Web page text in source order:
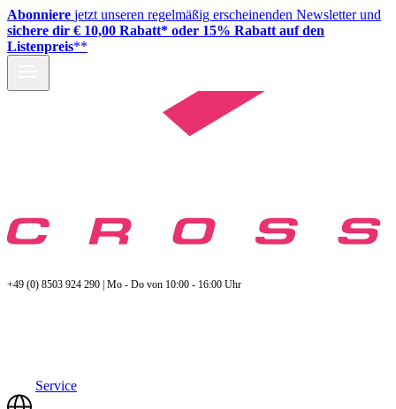
Abonniere jetzt unseren regelmäßig erscheinenden Newsletter und
sichere dir € 10,00 Rabatt* oder 15% Rabatt auf den
Listenpreis**
+49 (0) 8503 924 290 | Mo - Do von 10:00 - 16:00 Uhr
Service